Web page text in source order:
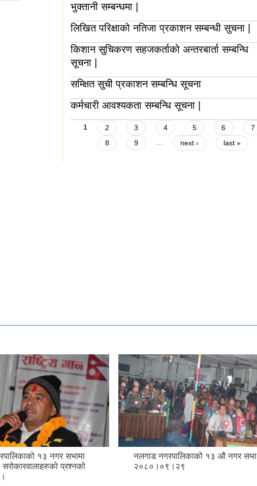
भुक्तानी सम्बन्धमा |
लिखित परिक्षाको नतिजा प्रकाशन सम्बन्धी सुचना |
किशान सुचिकरण सहजकर्ताको अन्तरबार्ता सम्बन्धि
सूचना |
सम्क्षित सुची प्रकाशन सम्बन्धि सूचना
कर्मचारी आवश्यकता सम्बन्धि सूचना |
Pages
1 2 3 4 5 6
7
8
9 … next › last »
१३ नगर सभामा
प्रश्नको
नलगाड नगरपालिकाको १३ औ नगर सभा
२०८०।०९।२९